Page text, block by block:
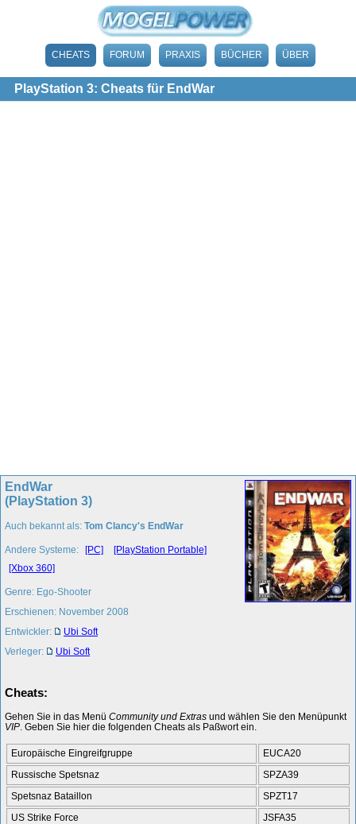
CHEATS FORUM PRAXIS BÜCHER ÜBER
PlayStation 3: Cheats für EndWar
EndWar
(PlayStation 3)
Auch bekannt als: Tom Clancy's EndWar
Andere Systeme: [PC]
[PlayStation Portable]
[Xbox 360]
Genre: Ego-Shooter
Erschienen: November 2008
Entwickler:
Ubi Soft
Verleger:
Ubi Soft
Cheats:
Gehen Sie in das Menü Community und Extras und wählen Sie den Menüpunkt
VIP . Geben Sie hier die folgenden Cheats als Paßwort ein.
Europäische Eingreifgruppe
EUCA20
Russische Spetsnaz
SPZA39
Spetsnaz Bataillon
SPZT17
US Strike Force
JSFA35